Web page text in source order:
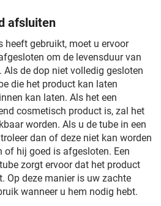
afsluiten
heeft gebruikt, moet u ervoor
om de levensduur van
Als de dop niet volledig gesloten
die het product kan laten
kan laten. Als het een
cosmetisch product is, zal het
worden. Als u de tube in een
dan of deze niet kan worden
of hij goed is afgesloten. Een
zorgt ervoor dat het product
Op deze manier is uw zachte
wanneer u hem nodig hebt.